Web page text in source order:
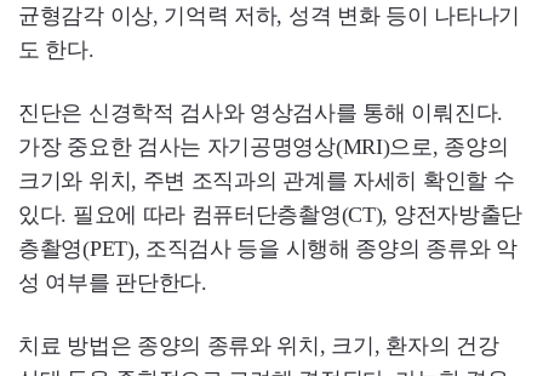
균형감각 이상, 기억력 저하, 성격 변화 등이 나타나기
도 한다.
진단은 신경학적 검사와 영상검사를 통해 이뤄진다.
가장 중요한 검사는 자기공명영상(MRI)으로, 종양의
크기와 위치, 주변 조직과의 관계를 자세히 확인할 수
있다. 필요에 따라 컴퓨터단층촬영(CT), 양전자방출단
층촬영(PET), 조직검사 등을 시행해 종양의 종류와 악
성 여부를 판단한다.
치료 방법은 종양의 종류와 위치, 크기, 환자의 건강